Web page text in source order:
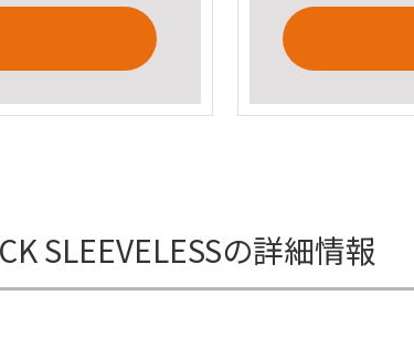
SLEEVELESSの詳細情報